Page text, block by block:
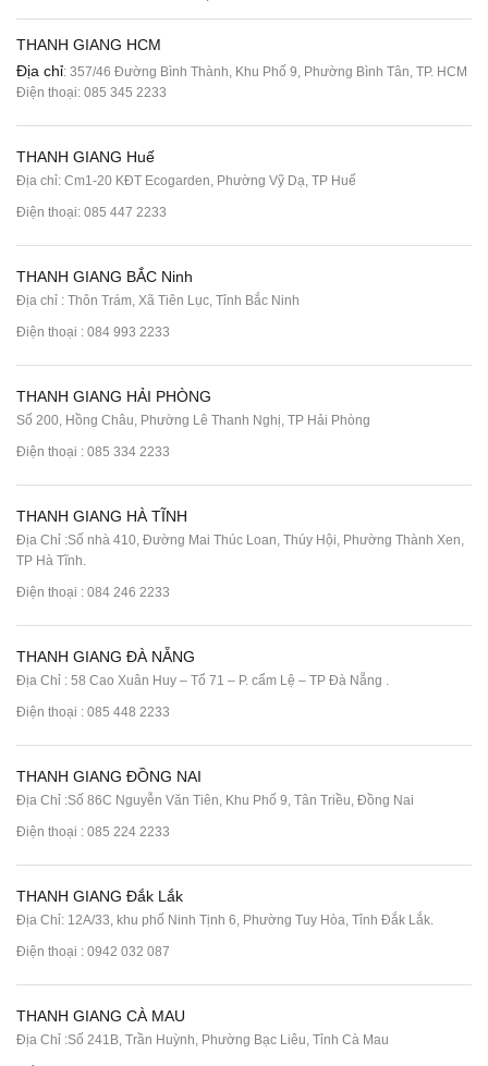
THANH GIANG HCM
Địa chỉ: 357/46 Đường Bình Thành, Khu Phố 9, Phường Bình Tân, TP. HCM
Điện thoại: 085 345 2233
THANH GIANG Huế
Địa chỉ: Cm1-20 KĐT Ecogarden, Phường Vỹ Dạ, TP Huế
Điện thoại: 085 447 2233
THANH GIANG BẮC Ninh
Địa chỉ : Thôn Trám, Xã Tiên Lục, Tỉnh Bắc Ninh
Điện thoại : 084 993 2233
THANH GIANG HẢI PHÒNG
Số 200, Hồng Châu, Phường Lê Thanh Nghị, TP Hải Phòng
Điện thoại : 085 334 2233
THANH GIANG HÀ TĨNH
Địa Chỉ :Số nhà 410, Đường Mai Thúc Loan, Thúy Hội, Phường Thành Xen,
TP Hà Tĩnh.
Điện thoại : 084 246 2233
THANH GIANG ĐÀ NẴNG
Địa Chỉ : 58 Cao Xuân Huy – Tổ 71 – P. cẩm Lệ – TP Đà Nẵng .
Điện thoại : 085 448 2233
THANH GIANG ĐỒNG NAI
Địa Chỉ :Số 86C Nguyễn Văn Tiên, Khu Phố 9, Tân Triều, Đồng Nai
Điện thoại : 085 224 2233
THANH GIANG Đắk Lắk
Địa Chỉ: 12A/33, khu phố Ninh Tịnh 6, Phường Tuy Hòa, Tỉnh Đắk Lắk.
Điện thoại : 0942 032 087
THANH GIANG CÀ MAU
Địa Chỉ :Số 241B, Trần Huỳnh, Phường Bạc Liêu, Tỉnh Cà Mau